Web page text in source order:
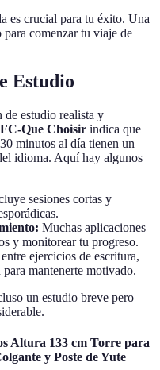
es crucial para tu éxito. Una
para comenzar tu viaje de
Estudio
de estudio realista y
Que Choisir indica que
minutos al día tienen un
idioma. Aquí hay algunos
sesiones cortas y
Muchas aplicaciones
y monitorear tu progreso.
ejercicios de escritura,
mantenerte motivado.
un estudio breve pero
Altura 133 cm Torre para
y Poste de Yute